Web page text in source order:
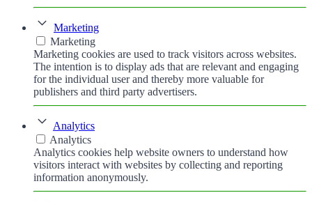
Marketing
Marketing
Marketing cookies are used to track visitors across websites.
The intention is to display ads that are relevant and engaging
for the individual user and thereby more valuable for
publishers and third party advertisers.
Analytics
Analytics
Analytics cookies help website owners to understand how
visitors interact with websites by collecting and reporting
information anonymously.